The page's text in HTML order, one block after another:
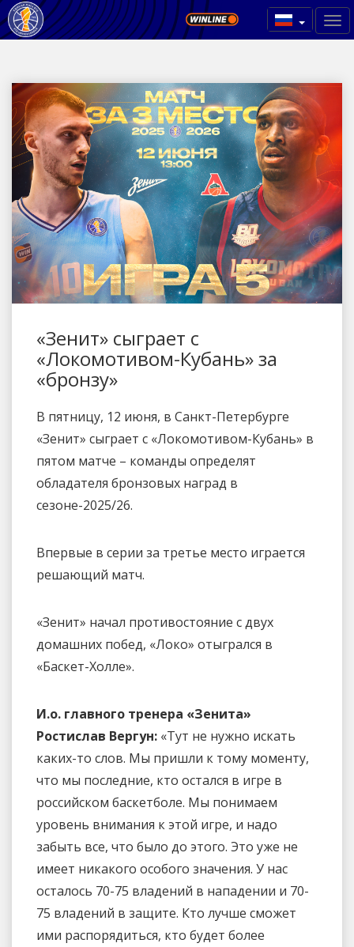
«Зенит» сыграет с
«Локомотивом-Кубань» за
«бронзу»
В пятницу, 12 июня, в Санкт-Петербурге
«Зенит» сыграет с «Локомотивом-Кубань» в
пятом матче – команды определят
обладателя бронзовых наград в
сезоне-2025/26.
Впервые в серии за третье место играется
решающий матч.
«Зенит» начал противостояние с двух
домашних побед, «Локо» отыгрался в
«Баскет-Холле».
И.о. главного тренера «Зенита»
Ростислав Вергун: «Тут не нужно искать
каких-то слов. Мы пришли к тому моменту,
что мы последние, кто остался в игре в
российском баскетболе. Мы понимаем
уровень внимания к этой игре, и надо
забыть все, что было до этого. Это уже не
имеет никакого особого значения. У нас
осталось 70-75 владений в нападении и 70-
75 владений в защите. Кто лучше сможет
ими распорядиться, кто будет более